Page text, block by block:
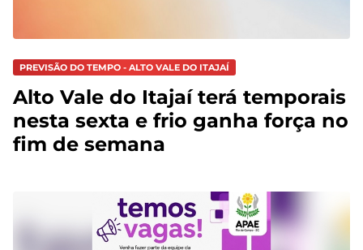
PREVISÃO DO TEMPO - ALTO VALE DO ITAJAÍ
Alto Vale do Itajaí terá temporais
nesta sexta e frio ganha força no
fim de semana